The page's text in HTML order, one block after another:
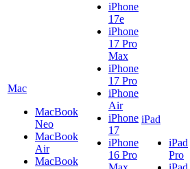
Mac
MacBook
Neo
MacBook
Air
MacBook
iPhone
17e
iPhone
17 Pro
Max
iPhone
17 Pro
iPhone
Air
iPhone
17
iPhone
16 Pro
iPad
iPad
Pro